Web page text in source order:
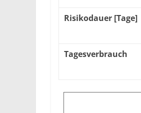
Risikodauer [Tage]
Tagesverbrauch